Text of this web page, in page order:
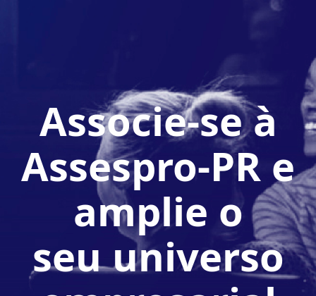
Associe-se à
Assespro-PR e
amplie o
seu universo